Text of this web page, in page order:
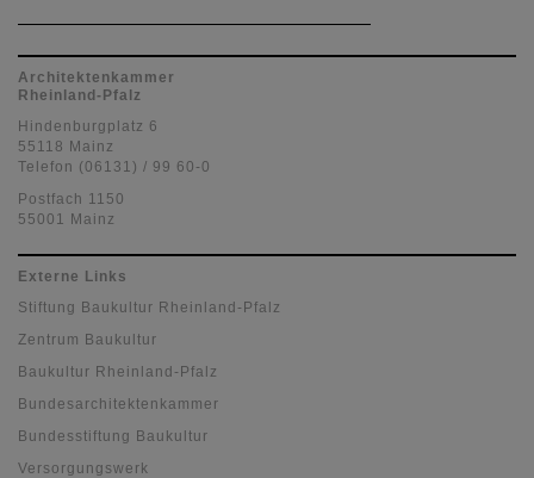
Architektenkammer
Rheinland-Pfalz
Hindenburgplatz 6
55118 Mainz
Telefon (06131) / 99 60-0
Postfach 1150
55001 Mainz
Externe Links
Stiftung Baukultur Rheinland-Pfalz
Zentrum Baukultur
Baukultur Rheinland-Pfalz
Bundesarchitektenkammer
Bundesstiftung Baukultur
Versorgungswerk